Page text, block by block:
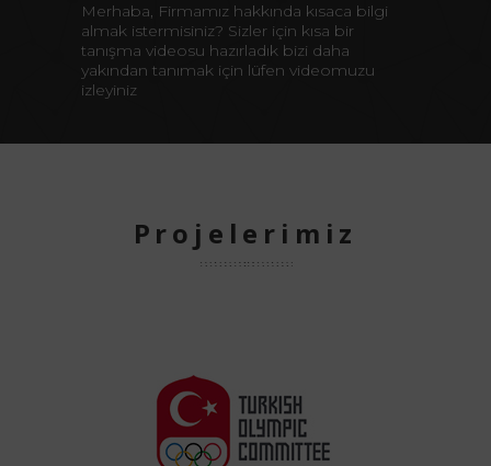
Merhaba, Firmamız hakkında kısaca bilgi
almak istermisiniz? Sizler için kısa bir
tanışma videosu hazırladık bizi daha
yakından tanımak için lüfen videomuzu
izleyiniz
Projelerimiz